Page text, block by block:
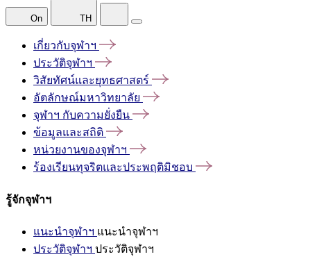
On TH
เกี่ยวกับจุฬาฯ
ประวัติจุฬาฯ
วิสัยทัศน์และยุทธศาสตร์
อัตลักษณ์มหาวิทยาลัย
จุฬาฯ กับความยั่งยืน
ข้อมูลและสถิติ
หน่วยงานของจุฬาฯ
ร้องเรียนทุจริตและประพฤติมิชอบ
รู้จักจุฬาฯ
แนะนำจุฬาฯ แนะนำจุฬาฯ
ประวัติจุฬาฯ ประวัติจุฬาฯ